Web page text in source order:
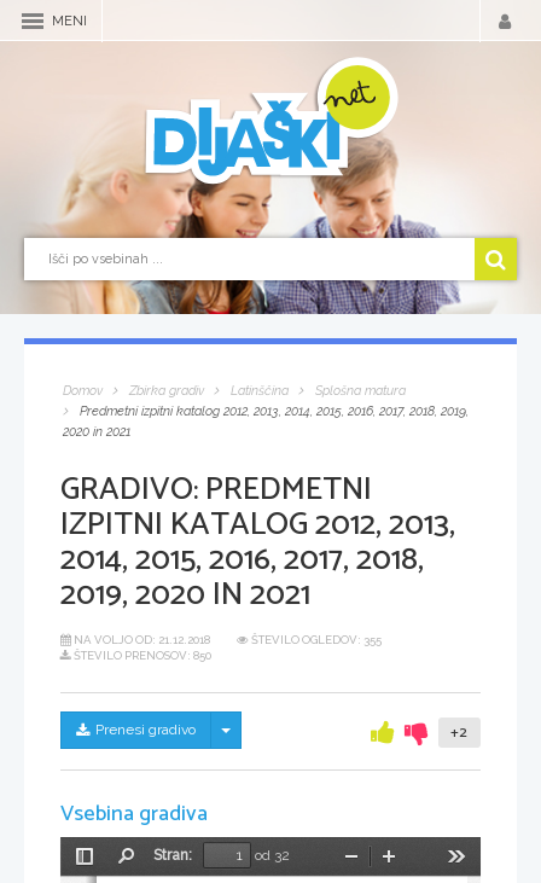
MENI
Domov Zbirka gradiv Latinščina
Splošna matura
Predmetni izpitni katalog 2012, 2013, 2014, 2015, 2016, 2017, 2018, 2019,
2020 in 2021
GRADIVO:PREDMETNI
IZPITNI KATALOG 2012, 2013,
2014, 2015, 2016, 2017, 2018,
2019, 2020 IN 2021
NA VOLJO OD: 21.12.2018
ŠTEVILO OGLEDOV: 355
ŠTEVILO PRENOSOV: 850
Prenesi gradivo Skrij/prikaži meni +2
Vsebina gradiva
Preklopi
Stran:
od 32
Pomanjšaj